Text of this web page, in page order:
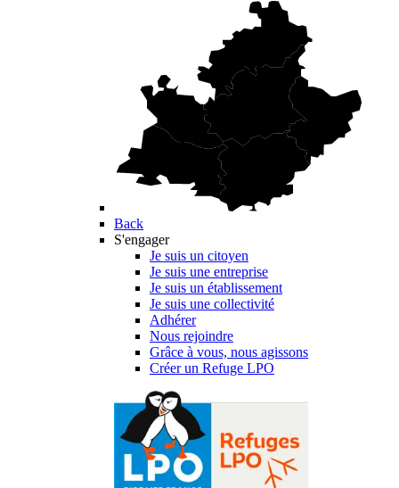
Back
S'engager
Je suis un citoyen
Je suis une entreprise
Je suis un établissement
Je suis une collectivité
Adhérer
Nous rejoindre
Grâce à vous, nous agissons
Créer un Refuge LPO